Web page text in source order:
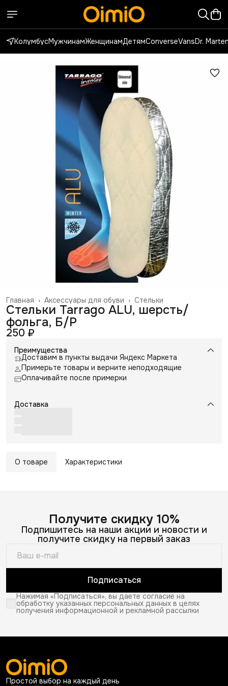
КолумбусМужчинамЖенщинамДетямConverseVansDr.
Стельки
Аксессуары для обуви ›
Главная ›
Стельки Tarrago ALU, шерсть/
фольга, Б/Р
250 ₽
Преимущества
Доставим в пункты выдачи Яндекс Маркета
Примерьте товары и верните неподходящие
Оплачивайте после примерки
Доставка
О товаре Характеристики
Получите скидку 10%
Подпишитесь на наши акции и новости и
получите скидку на первый заказ
Подписаться
Нажимая «Подписаться», вы даете согласие на
обработку указанных персональных данных в целях
получения информационной и рекламной рассылки
Простой выбор на каждый день